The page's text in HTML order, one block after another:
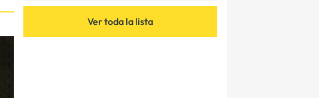
Ver toda la lista